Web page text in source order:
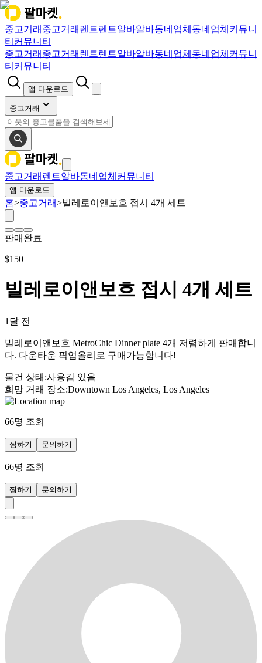
중고거래 중고거래 렌트렌트알바알바동네업체 동네업체 커뮤니
티 커뮤니티
중고거래 중고거래 렌트렌트알바알바동네업체 동네업체 커뮤니
티 커뮤니티
앱 다운로드
중고거래
중고거래 렌트알바동네업체 커뮤니티
앱 다운로드
홈>중고거래>빌레로이앤보흐 접시 4개 세트
판매완료
$150
빌레로이앤보흐 접시 4개 세트
1달 전
빌레로이앤보흐 MetroChic Dinner plate 4개 저렴하게 판매합니
다. 다운타운 픽업올리로 구매가능합니다!
물건 상태 :사용감 있음
희망 거래 장소:Downtown Los Angeles, Los Angeles
66명 조회
찜하기 문의하기
66명 조회
찜하기 문의하기